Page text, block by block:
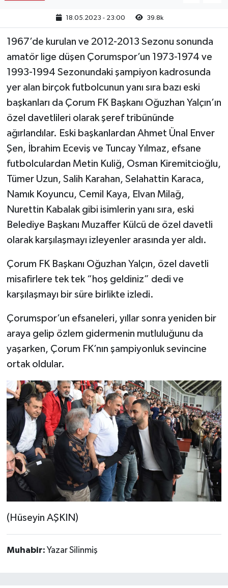
18.05.2023 - 23:00 39.8k
1967’de kurulan ve 2012-2013 Sezonu sonunda
amatör lige düşen Çorumspor’un 1973-1974 ve
1993-1994 Sezonundaki şampiyon kadrosunda
yer alan birçok futbolcunun yanı sıra bazı eski
başkanları da Çorum FK Başkanı Oğuzhan Yalçın’ın
özel davetlileri olarak şeref tribününde
ağırlandılar. Eski başkanlardan Ahmet Ünal Enver
Şen, İbrahim Eceviş ve Tuncay Yılmaz, efsane
futbolculardan Metin Kuliğ, Osman Kiremitcioğlu,
Tümer Uzun, Salih Karahan, Selahattin Karaca,
Namık Koyuncu, Cemil Kaya, Elvan Milağ,
Nurettin Kabalak gibi isimlerin yanı sıra, eski
Belediye Başkanı Muzaffer Külcü de özel davetli
olarak karşılaşmayı izleyenler arasında yer aldı.
Çorum FK Başkanı Oğuzhan Yalçın, özel davetli
misafirlere tek tek “hoş geldiniz” dedi ve
karşılaşmayı bir süre birlikte izledi.
Çorumspor’un efsaneleri, yıllar sonra yeniden bir
araya gelip özlem gidermenin mutluluğunu da
yaşarken, Çorum FK’nın şampiyonluk sevincine
ortak oldular.
(Hüseyin AŞKIN)
Muhabir: Yazar Silinmiş
Ortaköy
Osmancık
Sungurlu
Uğurludağ
Sağlık